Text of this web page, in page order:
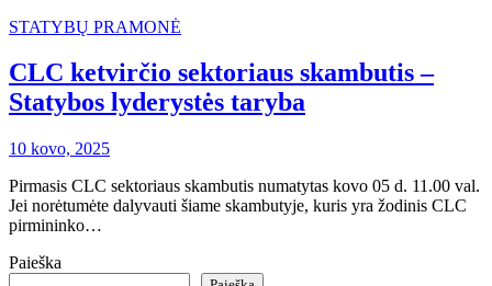
STATYBŲ PRAMONĖ
CLC ketvirčio sektoriaus skambutis –
Statybos lyderystės taryba
10 kovo, 2025
Pirmasis CLC sektoriaus skambutis numatytas kovo 05 d. 11.00 val.
Jei norėtumėte dalyvauti šiame skambutyje, kuris yra žodinis CLC
pirmininko…
Paieška